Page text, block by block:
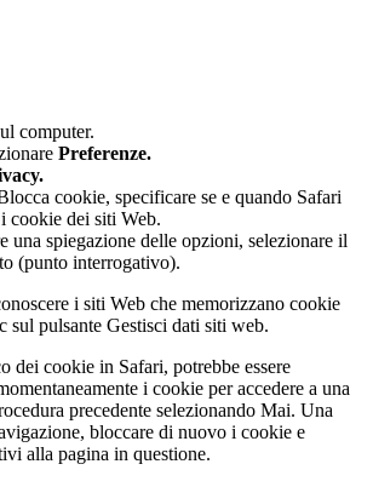
computer.
Preferenze.
cookie, specificare se e quando Safari
cookie dei siti Web.
una spiegazione delle opzioni, selezionare il
(punto interrogativo).
i siti Web che memorizzano cookie
sul pulsante Gestisci dati siti web.
dei cookie in Safari, potrebbe essere
i cookie per accedere a una
precedente selezionando Mai. Una
bloccare di nuovo i cookie e
alla pagina in questione.